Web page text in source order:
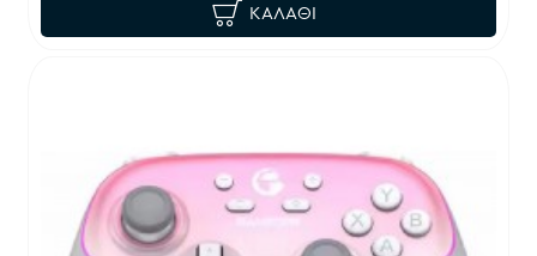
ΚΑΛΆΘΙ